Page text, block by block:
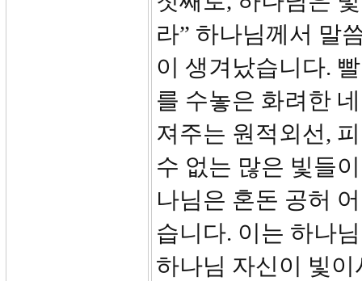
라” 하나님께서 말
이 생겨났습니다.
를 수놓은 화려한
져주는 원적외선,
수 없는 많은 빛들
나님은 혼돈 공허
습니다. 이는 하나
하나님 자신이 빛